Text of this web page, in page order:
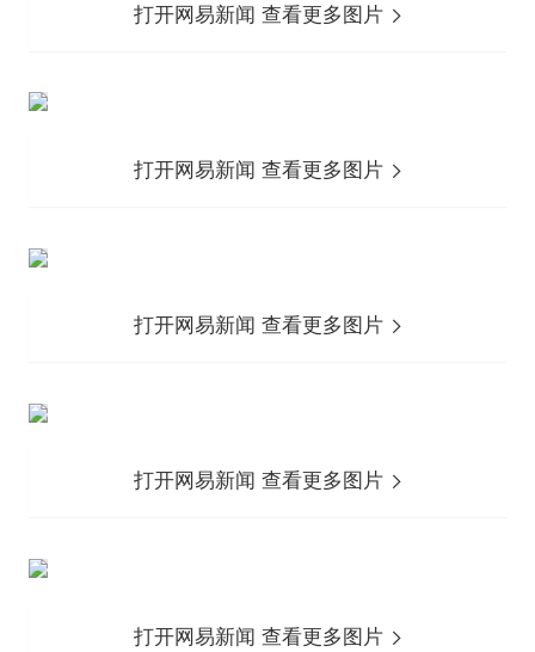
打开网易新闻 查看更多图片
打开网易新闻 查看更多图片
打开网易新闻 查看更多图片
打开网易新闻 查看更多图片
打开网易新闻 查看更多图片